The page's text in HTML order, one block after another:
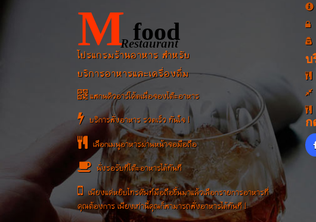
M food
Restaurant
โปรแกรมร้านอาหาร สำหรับ
บริการอาหารและเครื่องดื่ม
แสกนคิวอาร์โค้ดเพื่อจองโต๊ะอาหาร
บริการสั่งอาหาร รวดเร็ว ทันใจ !
เลือกเมนูอาหารผ่านหน้าจอมือถือ
นั่งรอรับที่โต๊ะอาหารได้ทันที
เพียงแค่หยิบโทรศัพท์มือถือขึ้นมาแล้วเลือกรายการอาหารที่
คุณต้องการ เพียงเท่านี้คุณก็สามารถสั่งอาหารได้ทันที !
บ
ก